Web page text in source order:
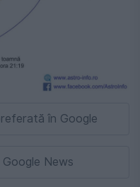
în Google
News